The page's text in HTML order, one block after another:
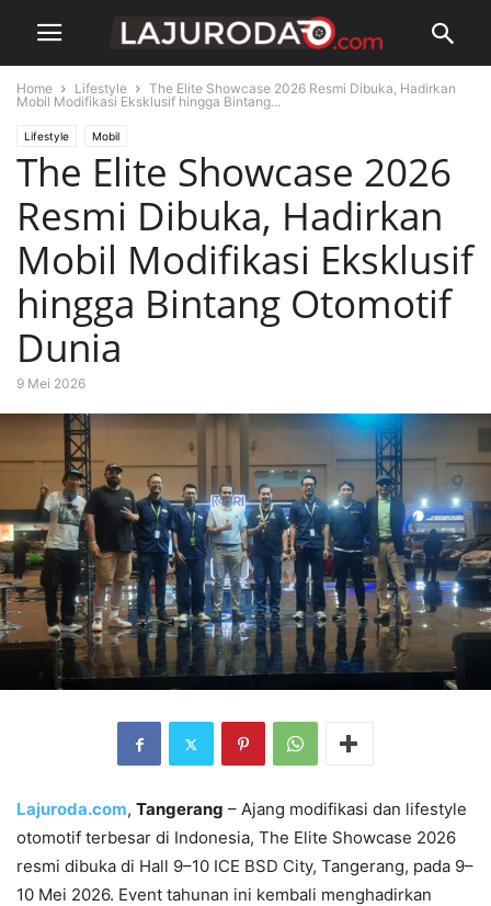
Home Lifestyle
The Elite Showcase 2026 Resmi Dibuka, Hadirkan
Mobil Modifikasi Eksklusif hingga Bintang...
Lifestyle Mobil
The Elite Showcase 2026
Resmi Dibuka, Hadirkan
Mobil Modifikasi Eksklusif
hingga Bintang Otomotif
Dunia
9 Mei 2026
Lajuroda.com, Tangerang – Ajang modifikasi dan lifestyle
otomotif terbesar di Indonesia, The Elite Showcase 2026
resmi dibuka di Hall 9–10 ICE BSD City, Tangerang, pada 9–
10 Mei 2026. Event tahunan ini kembali menghadirkan